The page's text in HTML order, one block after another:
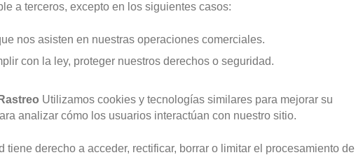
a terceros, excepto en los siguientes casos:
nos asisten en nuestras operaciones comerciales.
con la ley, proteger nuestros derechos o seguridad.
Utilizamos cookies y tecnologías similares para mejorar su
analizar cómo los usuarios interactúan con nuestro sitio.
tiene derecho a acceder, rectificar, borrar o limitar el procesamiento de